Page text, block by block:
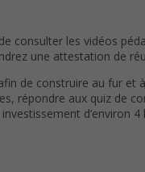
consulter les vidéos
une attestation de
de construire au fur et
répondre aux quiz de
d’environ